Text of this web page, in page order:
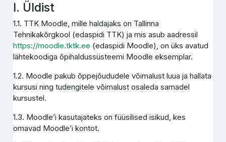
I. Üldist
1.1. TTK Moodle, mille haldajaks on Tallinna
Tehnikakõrgkool (edaspidi TTK) ja mis asub aadressil
https://moodle.tktk.ee (edaspidi Moodle), on üks avatud
lähtekoodiga õpihaldussüsteemi Moodle eksemplar.
1.2. Moodle pakub õppejõududele võimalust luua ja hallata
kursusi ning tudengitele võimalust osaleda samadel
kursustel.
1.3. Moodle’i kasutajateks on füüsilised isikud, kes
omavad Moodle’i kontot.